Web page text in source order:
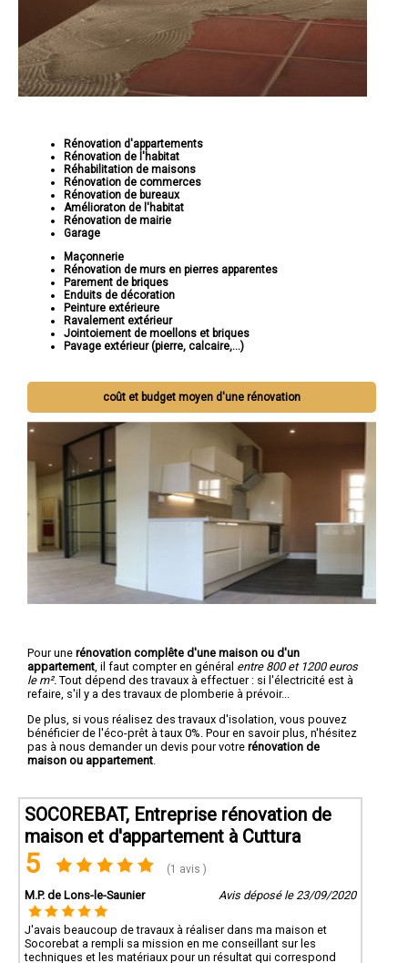
Rénovation d'appartements
Rénovation de l'habitat
Réhabilitation de maisons
Rénovation de commerces
Rénovation de bureaux
Amélioraton de l'habitat
Rénovation de mairie
Garage
Maçonnerie
Rénovation de murs en pierres apparentes
Parement de briques
Enduits de décoration
Peinture extérieure
Ravalement extérieur
Jointoiement de moellons et briques
Pavage extérieur (pierre, calcaire,...)
coût et budget moyen d'une rénovation
Pour une rénovation complête d'une maison ou d'un
appartement , il faut compter en général entre 800 et 1200 euros
le m². Tout dépend des travaux à effectuer : si l'électricité est à
refaire, s'il y a des travaux de plomberie à prévoir...
De plus, si vous réalisez des travaux d'isolation, vous pouvez
bénéficier de l'éco-prêt à taux 0%. Pour en savoir plus, n'hésitez
pas à nous demander un devis pour votre rénovation de
maison ou appartement
SOCOREBAT, Entreprise rénovation de
maison et d'appartement à Cuttura
5 (1 avis )
M.P. de Lons-le-Saunier Avis déposé le 23/09/2020
J'avais beaucoup de travaux à réaliser dans ma maison et
Socorebat a rempli sa mission en me conseillant sur les
techniques et les matériaux pour un résultat qui correspond